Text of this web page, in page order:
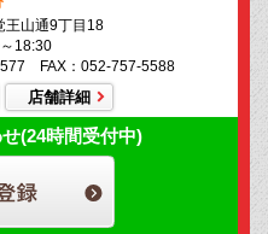
王山通9丁目18
18:30
FAX：052-757-5588
店舗詳細
(24時間受付中)